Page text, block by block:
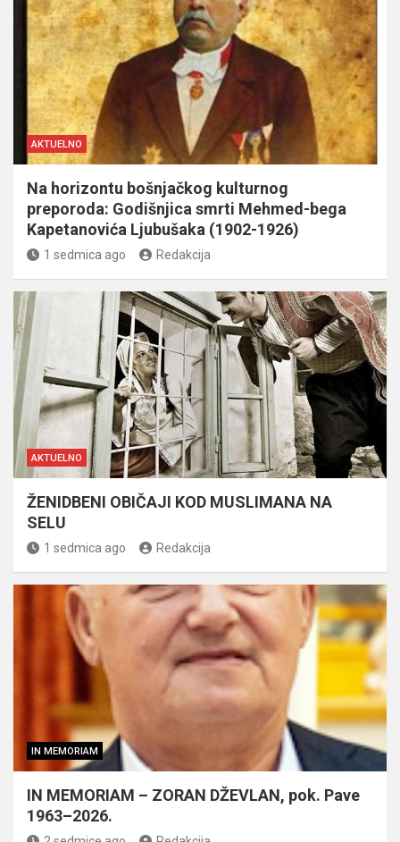
AKTUELNO
Na horizontu bošnjačkog kulturnog
preporoda: Godišnjica smrti Mehmed-bega
Kapetanovića Ljubušaka (1902-1926)
1 sedmica ago Redakcija
AKTUELNO
ŽENIDBENI OBIČAJI KOD MUSLIMANA NA
SELU
1 sedmica ago Redakcija
IN MEMORIAM
IN MEMORIAM – ZORAN DŽEVLAN, pok. Pave
1963–2026.